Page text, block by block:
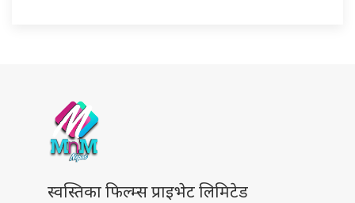
स्वस्तिका फिल्म्स प्राइभेट लिमिटेड